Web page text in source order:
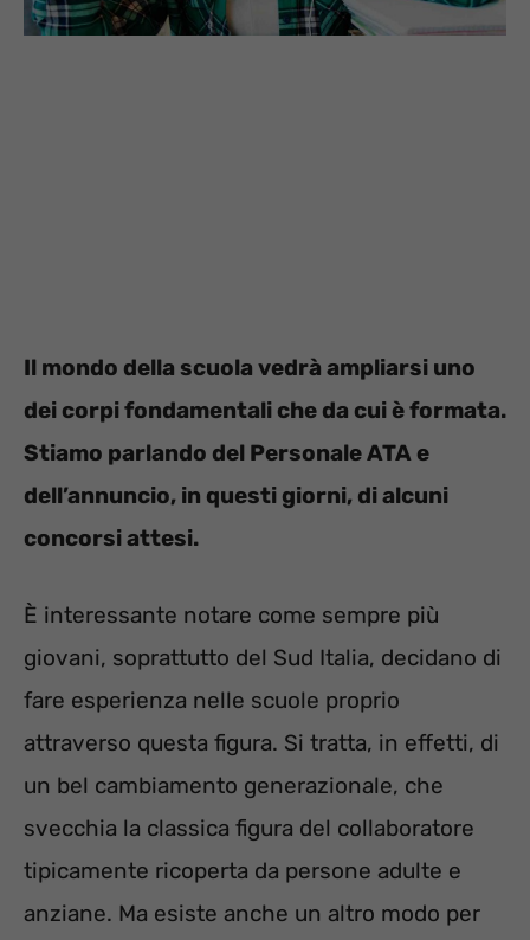
Il mondo della scuola vedrà ampliarsi uno
dei corpi fondamentali che da cui è formata.
Stiamo parlando del Personale ATA e
dell’annuncio, in questi giorni, di alcuni
concorsi attesi.
È interessante notare come sempre più
giovani, soprattutto del Sud Italia, decidano di
fare esperienza nelle scuole proprio
attraverso questa figura. Si tratta, in effetti, di
un bel cambiamento generazionale, che
svecchia la classica figura del collaboratore
tipicamente ricoperta da persone adulte e
anziane. Ma esiste anche un altro modo per